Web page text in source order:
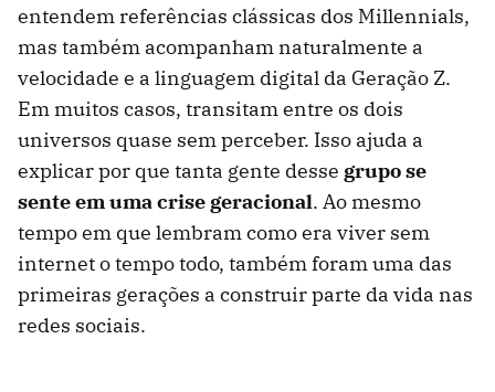
entendem referências clássicas dos Millennials,
mas também acompanham naturalmente a
velocidade e a linguagem digital da Geração Z.
Em muitos casos, transitam entre os dois
universos quase sem perceber. Isso ajuda a
explicar por que tanta gente desse grupo se
sente em uma crise geracional. Ao mesmo
tempo em que lembram como era viver sem
internet o tempo todo, também foram uma das
primeiras gerações a construir parte da vida nas
redes sociais.